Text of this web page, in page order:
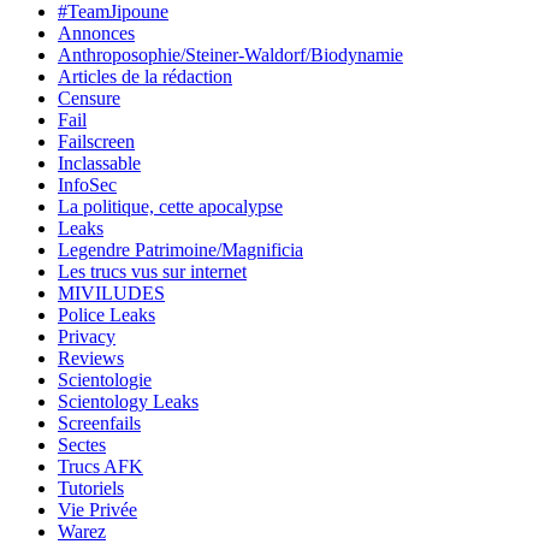
#TeamJipoune
Annonces
Anthroposophie/Steiner-Waldorf/Biodynamie
Articles de la rédaction
Censure
Fail
Failscreen
Inclassable
InfoSec
La politique, cette apocalypse
Leaks
Legendre Patrimoine/Magnificia
Les trucs vus sur internet
MIVILUDES
Police Leaks
Privacy
Reviews
Scientologie
Scientology Leaks
Screenfails
Sectes
Trucs AFK
Tutoriels
Vie Privée
Warez